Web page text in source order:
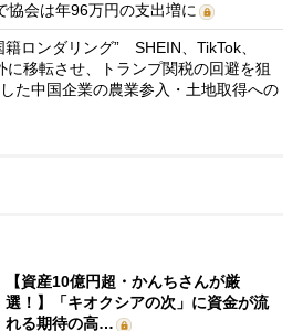
会は年96万円の支出増に
ロンダリング” SHEIN、TikTok、
移転させ、トランプ関税の回避を狙
た中国企業の農業参入・土地取得への
【資産10億円超・かんちさんが厳
選！】「キオクシアの次」に資金が流
れる期待の高…